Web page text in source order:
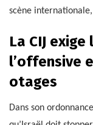
scène
La CIJ
l’offensive
otages
Dans son